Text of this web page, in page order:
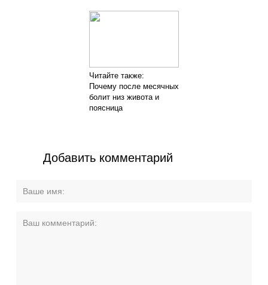
Читайте также:
Почему после месячных
болит низ живота и
поясница
Добавить комментарий